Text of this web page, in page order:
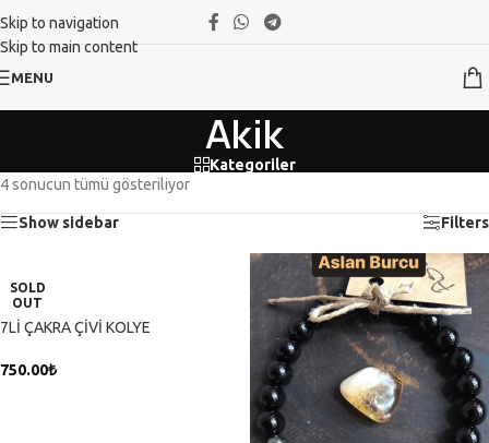
Skip to navigation
Skip to main content
MENU
Akik
Kategoriler
4 sonucun tümü gösteriliyor
Show sidebar Filters
SOLD
OUT
7Lİ ÇAKRA ÇİVİ KOLYE
750.00₺